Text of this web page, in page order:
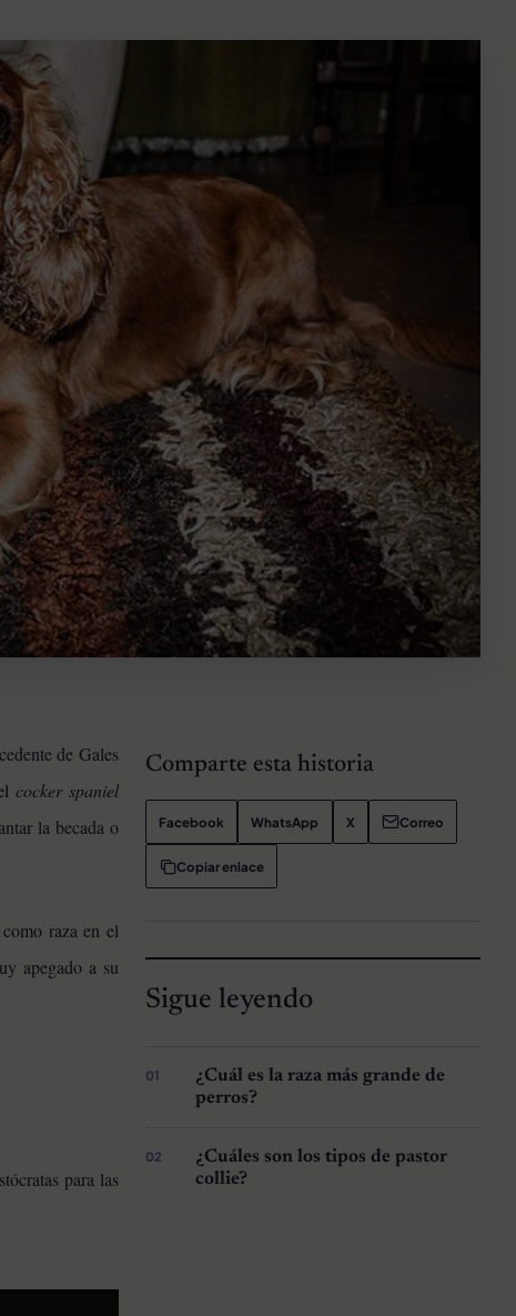
de Gales
cocker spaniel
la becada o
raza en el
apegado a su
para las
Comparte esta historia
Facebook WhatsApp X Correo
Copiar enlace
Sigue leyendo
¿Cuál es la raza más grande de
perros?
¿Cuáles son los tipos de pastor
collie?